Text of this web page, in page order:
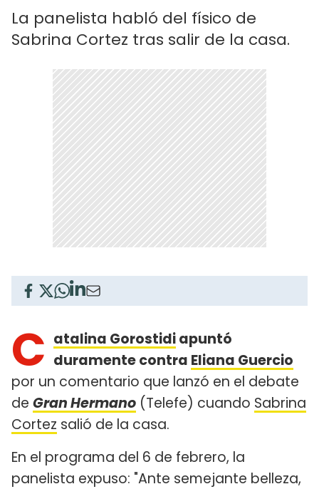
La panelista habló del físico de
Sabrina Cortez tras salir de la casa.
C atalina Gorostidiapuntó
duramente contra Eliana Guercio
por un comentario que lanzó en el debate
de Gran Hermano (Telefe) cuando Sabrina
Cortez salió de la casa.
En el programa del 6 de febrero, la
panelista expuso: "Ante semejante belleza,